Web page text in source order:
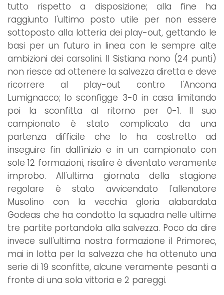
tutto rispetto a disposizione; alla fine ha
raggiunto l'ultimo posto utile per non essere
sottoposto alla lotteria dei play-out, gettando le
basi per un futuro in linea con le sempre alte
ambizioni dei carsolini. Il Sistiana nono (24 punti)
non riesce ad ottenere la salvezza diretta e deve
ricorrere al play-out contro l'Ancona
Lumignacco; lo sconfigge 3-0 in casa limitando
poi la sconfitta al ritorno per 0-1. Il suo
campionato è stato complicato da una
partenza difficile che lo ha costretto ad
inseguire fin dall'inizio e in un campionato con
sole 12 formazioni, risalire è diventato veramente
improbo. All'ultima giornata della stagione
regolare è stato avvicendato l'allenatore
Musolino con la vecchia gloria alabardata
Godeas che ha condotto la squadra nelle ultime
tre partite portandola alla salvezza. Poco da dire
invece sull'ultima nostra formazione il Primorec,
mai in lotta per la salvezza che ha ottenuto una
serie di 19 sconfitte, alcune veramente pesanti a
fronte di una sola vittoria e 2 pareggi.